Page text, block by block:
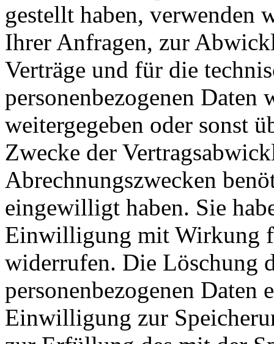
gestellt haben, verwenden
Ihrer Anfragen, zur
Verträge und für die
personenbezogenen Daten
weitergegeben oder sonst
Zwecke der
Abrechnungszwecken
eingewilligt haben. Sie
Einwilligung mit Wirkung
widerrufen. Die Löschung
personenbezogenen
Einwilligung zur